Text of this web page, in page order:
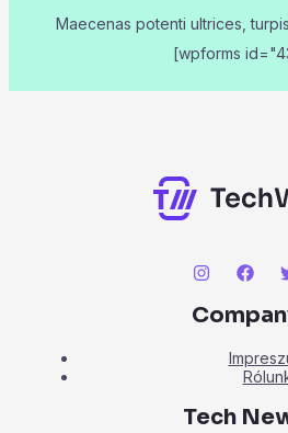
Maecenas potenti ultrices,
[wpforms
Tech